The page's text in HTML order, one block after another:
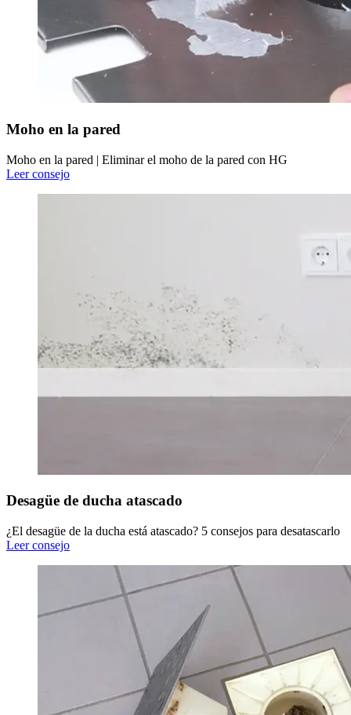
Moho en la pared
Moho en la pared | Eliminar el moho de la pared con HG
Leer consejo
Desagüe de ducha atascado
¿El desagüe de la ducha está atascado? 5 consejos para desatascarlo
Leer consejo